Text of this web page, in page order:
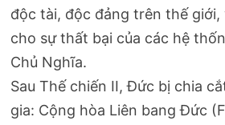
độc tài, độc đảng trên thế
cho sự thất bại của các hệ
Chủ Nghĩa.
Sau Thế chiến II, Đức bị chia
gia: Cộng hòa Liên bang Đức